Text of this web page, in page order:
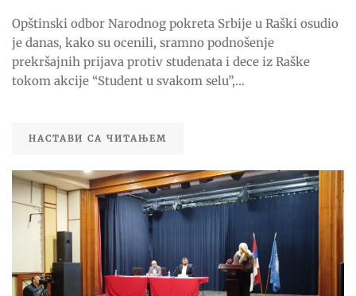
STANDARDI
RAŠČANSKE
POLICIJE
Opštinski odbor Narodnog pokreta Srbije u Raški osudio
je danas, kako su ocenili, sramno podnošenje
prekršajnih prijava protiv studenata i dece iz Raške
tokom akcije “Student u svakom selu”,...
НАСТАВИ СА ЧИТАЊЕМ